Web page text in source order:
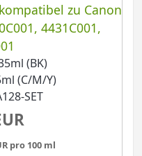
zu Canon
4431C001,
(BK)
(C/M/Y)
SET
pro 100 ml